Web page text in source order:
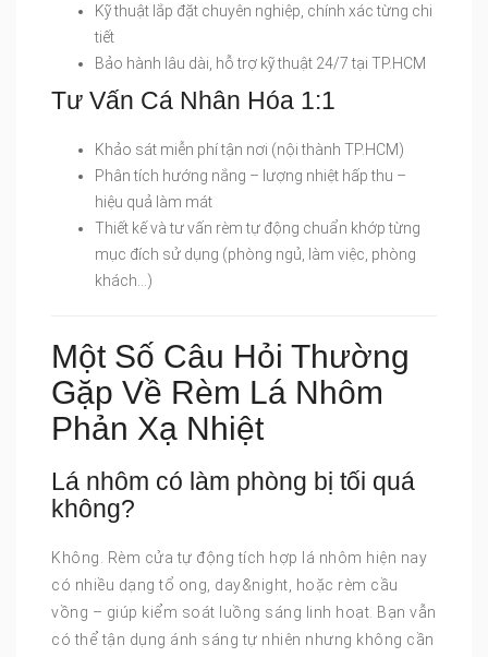
Kỹ thuật lắp đặt chuyên nghiệp, chính xác từng chi
tiết
Bảo hành lâu dài, hỗ trợ kỹ thuật 24/7 tại TP.HCM
Tư Vấn Cá Nhân Hóa 1:1
Khảo sát miễn phí tận nơi (nội thành TP.HCM)
Phân tích hướng nắng – lượng nhiệt hấp thu –
hiệu quả làm mát
Thiết kế và tư vấn rèm tự động chuẩn khớp từng
mục đích sử dụng (phòng ngủ, làm việc, phòng
khách…)
Một Số Câu Hỏi Thường
Gặp Về Rèm Lá Nhôm
Phản Xạ Nhiệt
Lá nhôm có làm phòng bị tối quá
không?
Không. Rèm cửa tự động tích hợp lá nhôm hiện nay
có nhiều dạng tổ ong, day&night, hoặc rèm cầu
vồng – giúp kiểm soát luồng sáng linh hoạt. Bạn vẫn
có thể tận dụng ánh sáng tự nhiên nhưng không cần